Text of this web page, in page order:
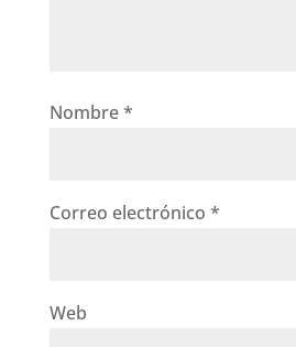
Nombre*
Correo electrónico *
Web